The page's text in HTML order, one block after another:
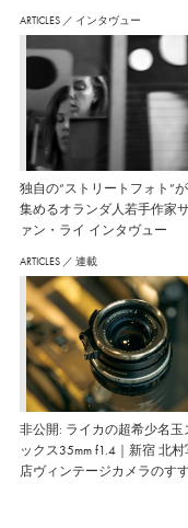
ARTICLES ／ インタヴュー
独自の“ストリートフォト”
集めるオランダ人若手作家
ァン・ライ インタヴュー
ARTICLES ／ 連載
非公開: ライカの超希少名玉
ックス35mm f1.4｜新宿 北
店ヴィンテージカメラのす